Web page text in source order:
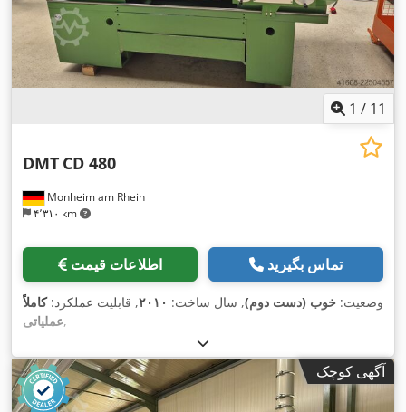
1 / 11
Monheim am Rhein
۴٬۳۱۰ km
DMT CD 480
اطلاعات قیمت تماس بگیرید
وضعیت: خوب (دست دوم), سال ساخت: ۲۰۱۰, قابلیت عملکرد:کاملاً
عملیاتی,
آگهی کوچک